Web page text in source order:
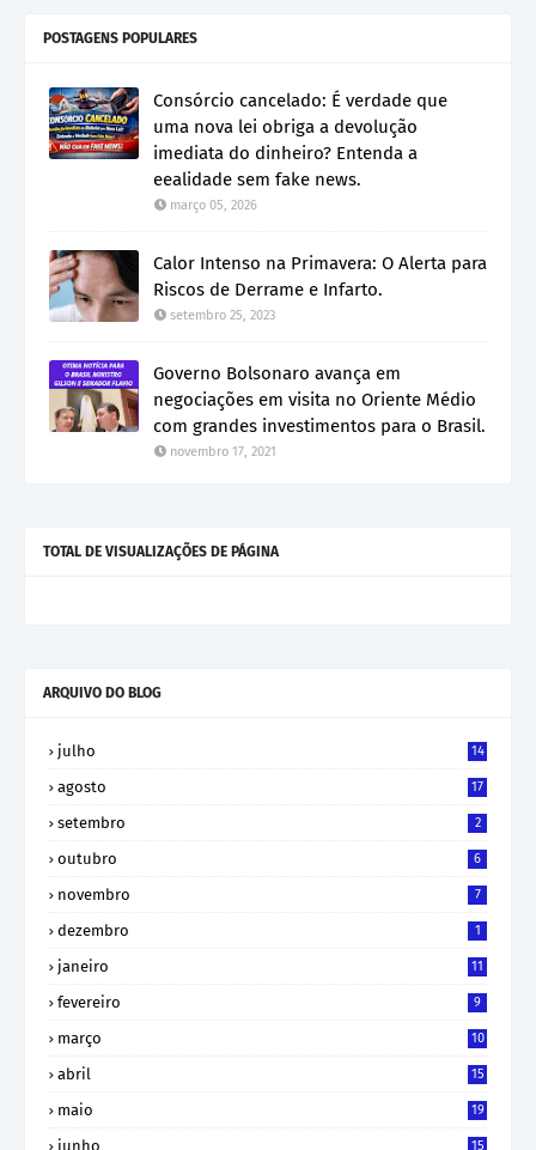
POSTAGENS POPULARES
Consórcio cancelado: É verdade que
uma nova lei obriga a devolução
imediata do dinheiro? Entenda a
eealidade sem fake news.
março 05, 2026
Calor Intenso na Primavera: O Alerta para
Riscos de Derrame e Infarto.
setembro 25, 2023
Governo Bolsonaro avança em
negociações em visita no Oriente Médio
com grandes investimentos para o Brasil.
novembro 17, 2021
TOTAL DE VISUALIZAÇÕES DE PÁGINA
ARQUIVO DO BLOG
julho 14
agosto 17
setembro 2
outubro 6
novembro 7
dezembro 1
janeiro 11
fevereiro 9
março 10
abril 15
maio 19
junho 15